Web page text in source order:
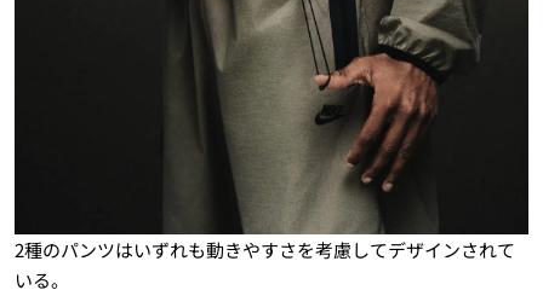
2種のパンツはいずれも動きやすさを考慮してデザインされて
いる。